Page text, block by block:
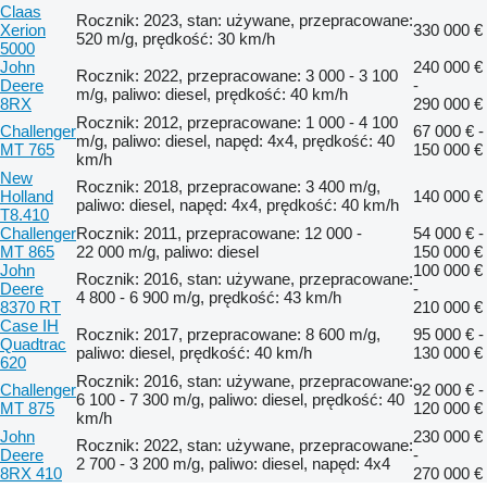
Claas
Xerion
5000
Rocznik: 2023, stan: używane, przepracowane:
520 m/g, prędkość: 30 km/h
330 000 €
John
Deere
8RX
Rocznik: 2022, przepracowane: 3 000 - 3 100
m/g, paliwo: diesel, prędkość: 40 km/h
240 000 €
-
290 000 €
Challenger
MT 765
Rocznik: 2012, przepracowane: 1 000 - 4 100
m/g, paliwo: diesel, napęd: 4x4, prędkość: 40
km/h
67 000 € -
150 000 €
New
Holland
T8.410
Rocznik: 2018, przepracowane: 3 400 m/g,
paliwo: diesel, napęd: 4x4, prędkość: 40 km/h
140 000 €
Challenger
MT 865
Rocznik: 2011, przepracowane: 12 000 -
22 000 m/g, paliwo: diesel
54 000 € -
150 000 €
John
Deere
8370 RT
Rocznik: 2016, stan: używane, przepracowane:
4 800 - 6 900 m/g, prędkość: 43 km/h
100 000 €
-
210 000 €
Case IH
Quadtrac
620
Rocznik: 2017, przepracowane: 8 600 m/g,
paliwo: diesel, prędkość: 40 km/h
95 000 € -
130 000 €
Challenger
MT 875
Rocznik: 2016, stan: używane, przepracowane:
6 100 - 7 300 m/g, paliwo: diesel, prędkość: 40
km/h
92 000 € -
120 000 €
John
Deere
8RX 410
Rocznik: 2022, stan: używane, przepracowane:
2 700 - 3 200 m/g, paliwo: diesel, napęd: 4x4
230 000 €
-
270 000 €